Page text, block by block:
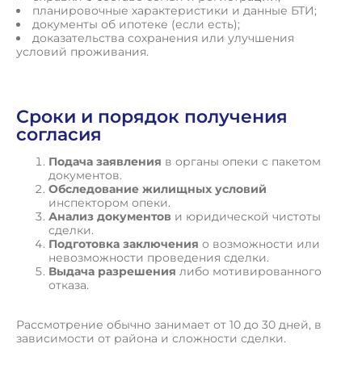
планировочные характеристики и данные БТИ;
документы об ипотеке (если есть);
доказательства сохранения или улучшения
условий проживания.
Сроки и порядок получения
согласия
Подача заявления в органы опеки с пакетом
документов.
Обследование жилищных условий
инспектором опеки.
Анализ документов и юридической чистоты
сделки.
Подготовка заключения о возможности или
невозможности проведения сделки.
Выдача разрешения либо мотивированного
отказа.
Рассмотрение обычно занимает от 10 до 30 дней, в
зависимости от района и сложности сделки.